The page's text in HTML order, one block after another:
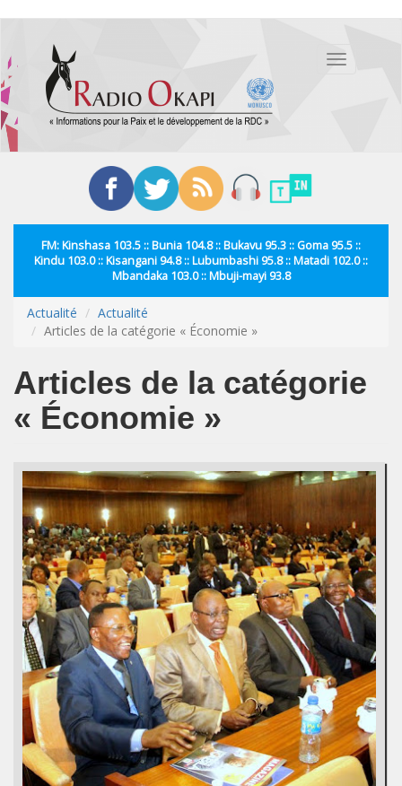
contenu
principal
Toggle
FM: Kinshasa 103.5 :: Bunia 104.8 :: Bukavu 95.3 :: Goma 95.5 ::
Kindu 103.0 :: Kisangani 94.8 :: Lubumbashi 95.8 :: Matadi 102.0 ::
Mbandaka 103.0 :: Mbuji-mayi 93.8
Actualité
Actualité
Articles de la catégorie « Économie »
Articles de la catégorie
« Économie »